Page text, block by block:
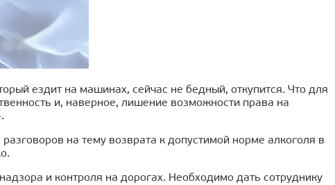
ездит на машинах, сейчас не бедный, откупится. Что для
и, наверное, лишение возможности права на
на тему возврата к допустимой норме алкоголя в
и контроля на дорогах. Необходимо дать сотруднику